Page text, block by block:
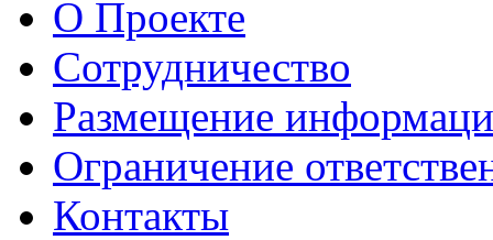
О Проекте
Сотрудничество
Размещение
Ограничение
Контакты